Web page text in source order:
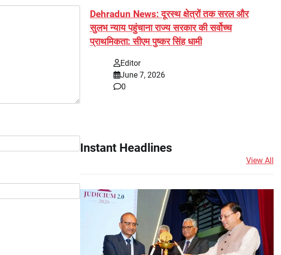
Dehradun News: दूरस्थ क्षेत्रों तक सरल और
सुलभ न्याय पहुंचाना राज्य सरकार की सर्वोच्च
प्राथमिकता: सीएम पुष्कर सिंह धामी
Editor
June 7, 2026
0
Instant Headlines
View All